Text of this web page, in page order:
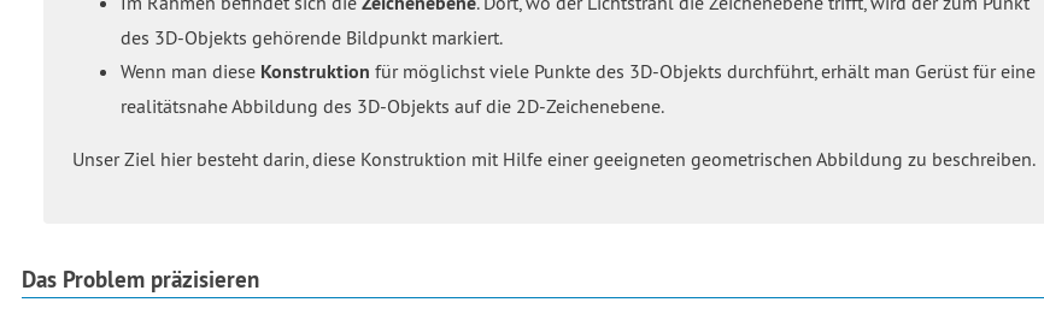
des 3D-Objekts gehörende Bildpunkt markiert.
Wenn man diese Konstruktion für möglichst viele Punkte des 3D-Objekts durchführt, erhält man Gerüst für eine
realitätsnahe Abbildung des 3D-Objekts auf die 2D-Zeichenebene.
Unser Ziel hier besteht darin, diese Konstruktion mit Hilfe einer geeigneten geometrischen Abbildung zu beschreiben.
Das Problem präzisieren